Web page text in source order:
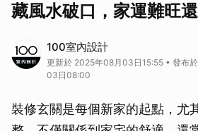
藏風水破口，家運難旺
100室內設計
更新於 2025年08月03日15:55 • 發布
03日08:00
裝修玄關是每個新家的起點，尤